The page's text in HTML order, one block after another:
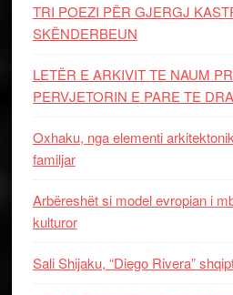
TRI POEZI PËR GJERGJ
SKËNDERBEUN
LETËR E ARKIVIT TE NAUM
PERVJETORIN E PARE TE
Oxhaku, nga elementi
familjar
Arbëreshët si model evropian i
kulturor
Sali Shijaku, “Diego Rivera”